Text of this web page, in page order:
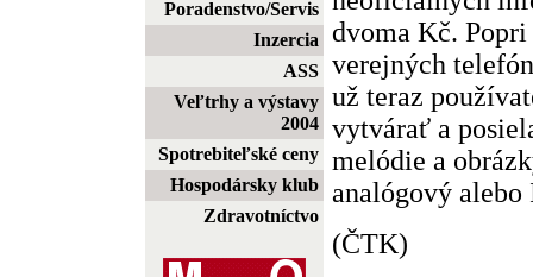
Poradenstvo/Servis
Inzercia
ASS
Veľtrhy a výstavy
2004
Spotrebiteľské ceny
Hospodársky klub
Zdravotníctvo
dvoma Kč.
verejných
už teraz
vytvárať a
melódie a
analógový alebo
(ČTK)